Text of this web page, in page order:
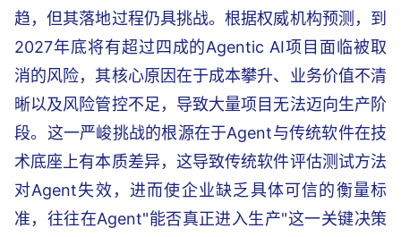
趋，但其落地过程仍具挑战。根据权威机构预测，到
2027年底将有超过四成的Agentic AI项目面临被取
消的风险，其核心原因在于成本攀升、业务价值不清
晰以及风险管控不足，导致大量项目无法迈向生产阶
段。这一严峻挑战的根源在于Agent与传统软件在技
术底座上有本质差异，这导致传统软件评估测试方法
对Agent失效，进而使企业缺乏具体可信的衡量标
准，往往在Agent"能否真正进入生产"这一关键决策